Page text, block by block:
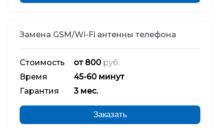
Замена GSM/Wi-Fi антенны телефона
Стоимость от 800 руб.
Время
45-60 минут
Гарантия
3 мес.
Заказать